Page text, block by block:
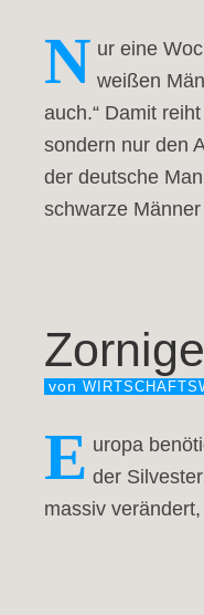
N ur eine
weißen
auch.“ Damit
sondern nur den
der deutsche
schwarze
von
E uropa
der
massiv